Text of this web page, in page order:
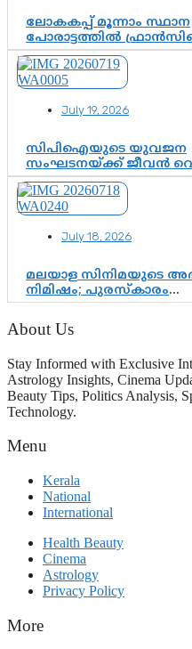
ലോകകപ്പ് മൂന്നാം സ്ഥാന
പോരാട്ടത്തിൽ
തിരിച്ചുവരവ്;
മെസ്സിയെ മറികടന്ന്
July 19, 2026
സിപിഐയുടെ യുവജന
സംഘടനയ്ക്ക് ജീവൻ
ജിസ്മോന്റെ വിമർശനം
ഇരട്ടത്താപ്പെന്ന് ചർച്ച
July 18, 2026
മലയാള സിനിമയുടെ
നിമിഷം; പുരസ്‌കാരം
ആഘോഷമാകട്ടെ, മികവ്
About Us
Stay Informed with Exclusive
Astrology Insights, Cinema
Beauty Tips, Politics Analysis,
Technology.
Menu
Kerala
National
International
Health Beauty
Cinema
Astrology
Privacy Policy
More